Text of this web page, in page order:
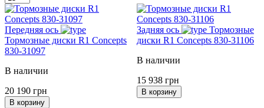
Передняя ось
Тормозные диски R1 Concepts
830-31097
В наличии
20 190 грн
В корзину
Задняя ось
Тормозные
диски R1 Concepts 830-31106
В наличии
15 938 грн
В корзину